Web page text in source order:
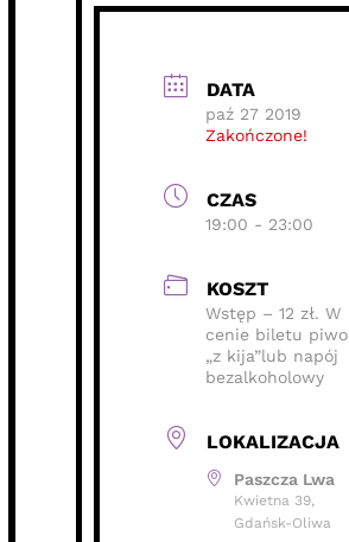
DATA
paź 27 2019
Zakończone!
CZAS
19:00 - 23:00
KOSZT
Wstęp – 12 zł. W
cenie biletu piwo
„z kija”lub napój
bezalkoholowy
LOKALIZACJA
Paszcza Lwa
Kwietna 39,
Gdańsk-Oliwa